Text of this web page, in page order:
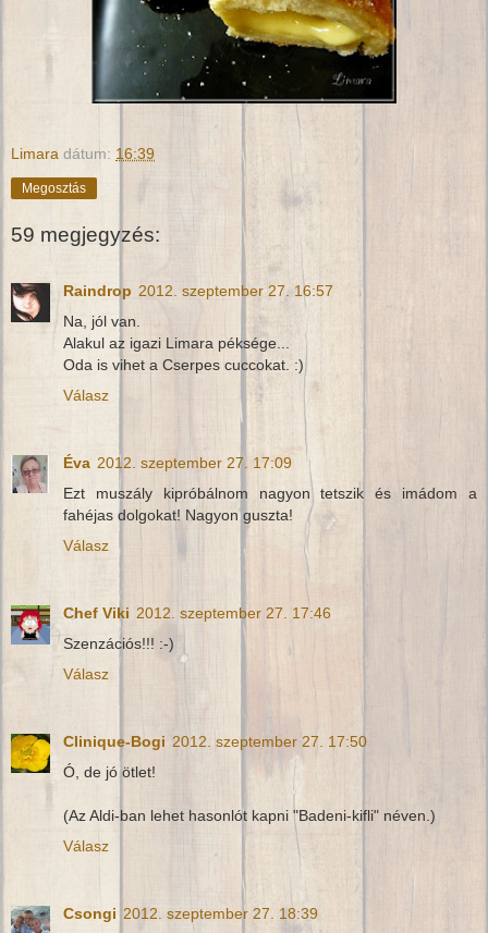
Limara dátum: 16:39
Megosztás
59 megjegyzés:
Raindrop 2012. szeptember 27. 16:57
Na, jól van.
Alakul az igazi Limara péksége...
Oda is vihet a Cserpes cuccokat. :)
Válasz
Éva 2012. szeptember 27. 17:09
Ezt muszály kipróbálnom nagyon tetszik és imádom a
fahéjas dolgokat! Nagyon guszta!
Válasz
Chef Viki 2012. szeptember 27. 17:46
Szenzációs!!! :-)
Válasz
Clinique-Bogi 2012. szeptember 27. 17:50
Ó, de jó ötlet!
(Az Aldi-ban lehet hasonlót kapni "Badeni-kifli" néven.)
Válasz
Csongi 2012. szeptember 27. 18:39